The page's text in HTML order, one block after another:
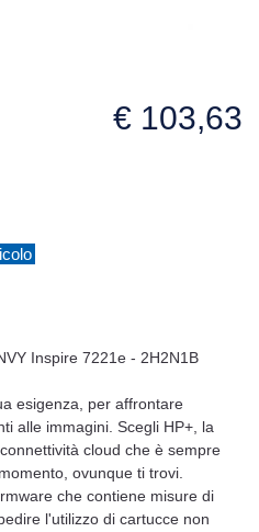
€ 103,63
Inspire 7221e - 2H2N1B
esigenza, per affrontare
alle immagini. Scegli HP+, la
cloud che è sempre
ovunque ti trovi.
che contiene misure di
l'utilizzo di cartucce non